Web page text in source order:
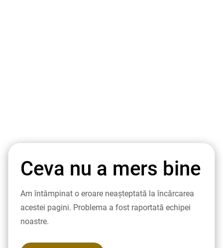
Ceva nu a mers bine
Am întâmpinat o eroare neașteptată la încărcarea
acestei pagini. Problema a fost raportată echipei
noastre.